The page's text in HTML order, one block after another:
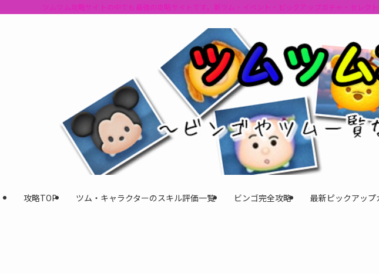
ツムツム攻略サイトの中でも最強の攻略サイトです。新ツム・イベント・ピックアップガチャ・セレ
攻略TOP ツム・キャラクターのスキル評価一覧 ビンゴ完全攻略 最新ピックアップ